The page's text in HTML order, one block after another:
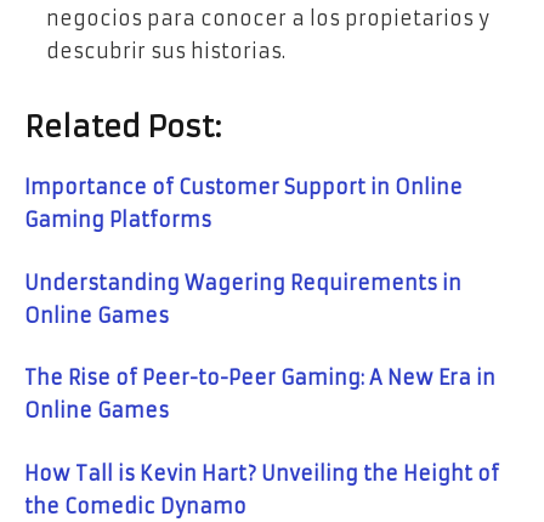
negocios para conocer a los propietarios y
descubrir sus historias.
Related Post:
Importance of Customer Support in Online
Gaming Platforms
Understanding Wagering Requirements in
Online Games
The Rise of Peer-to-Peer Gaming: A New Era in
Online Games
How Tall is Kevin Hart? Unveiling the Height of
the Comedic Dynamo